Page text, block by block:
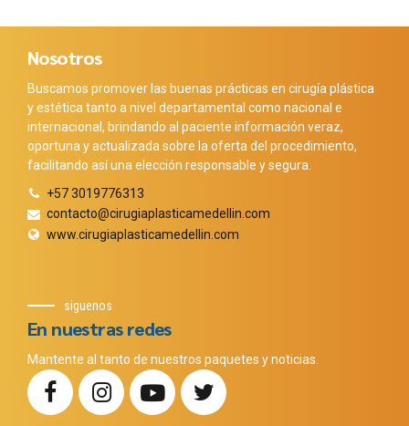
Nosotros
Buscamos promover las buenas prácticas en cirugía plástica
y estética tanto a nivel departamental como nacional e
internacional, brindando al paciente información veraz,
oportuna y actualizada sobre la oferta del procedimiento,
facilitando así una elección responsable y segura.
+57 3019776313
contacto@cirugiaplasticamedellin.com
www.cirugiaplasticamedellin.com
siguenos
En nuestras redes
Mantente al tanto de nuestros paquetes y noticias.